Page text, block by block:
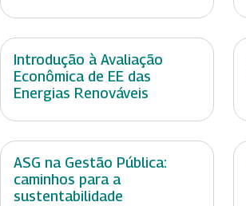
Introdução à Avaliação
Econômica de EE das
Energias Renováveis
ASG na Gestão Pública:
caminhos para a
sustentabilidade